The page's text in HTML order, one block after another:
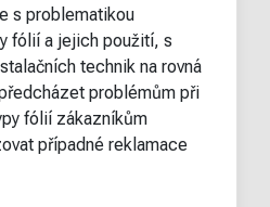
s problematikou
fólií a jejich použití, s
technik na rovná
problémům při
fólií zákazníkům
případné reklamace